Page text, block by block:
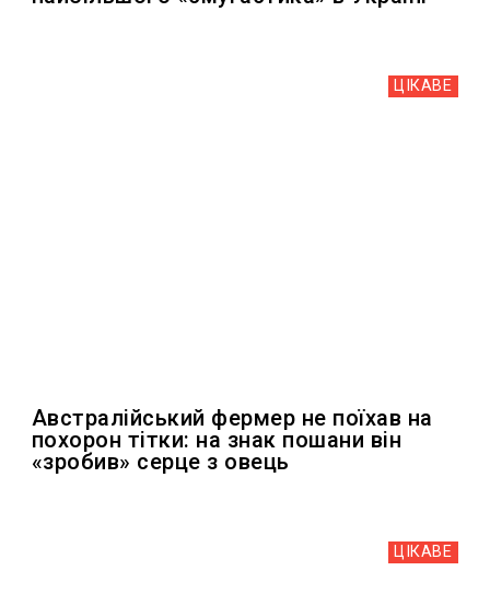
ЦІКАВЕ
Австралійський фермер не поїхав на
похорон тітки: на знак пошани він
«зробив» серце з овець
ЦІКАВЕ